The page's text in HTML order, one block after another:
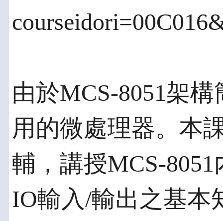
由於MCS-8051架
用的微處理器。本
輔，講授MCS-
IO輸入/輸出之基本